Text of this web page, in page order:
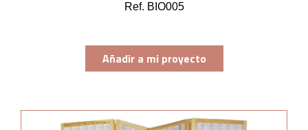
Ref. BIO005
Añadir a mi proyecto